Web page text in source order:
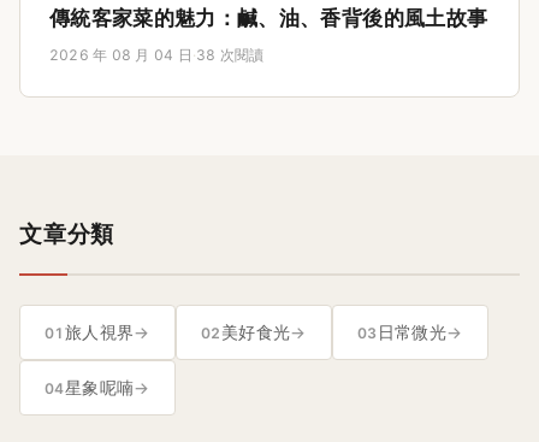
傳統客家菜的魅力：鹹、油、香背後的風土故事
2026 年 08 月 04 日 ·38 次閱讀
文章分類
01 旅人視界→ 02 美好食光→ 03 日常微光→
04星象呢喃→